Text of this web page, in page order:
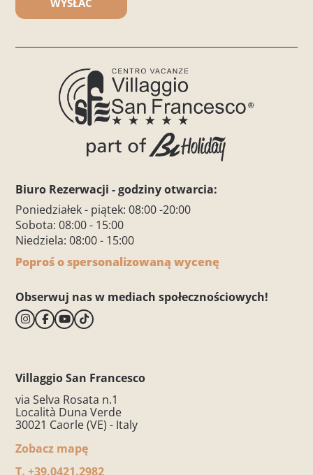
Biuro Rezerwacji - godziny otwarcia:
Poniedziałek - piątek: 08:00 -20:00
Sobota: 08:00 - 15:00
Niedziela: 08:00 - 15:00
Poproś o spersonalizowaną wycenę
Obserwuj nas w mediach społecznościowych!
Villaggio San Francesco
via Selva Rosata n.1
Località Duna Verde
30021 Caorle (VE) - Italy
Zobacz mapę
T. +39.0421.2982